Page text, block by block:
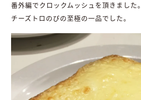
番外編でクロックムッシュを頂きました。
チーズトロのびの至極の一品でした。